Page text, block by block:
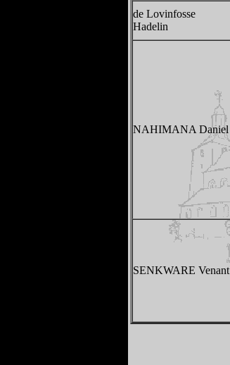
de Lovinfosse
Hadelin
NAHIMANA Daniel
SENKWARE Venant